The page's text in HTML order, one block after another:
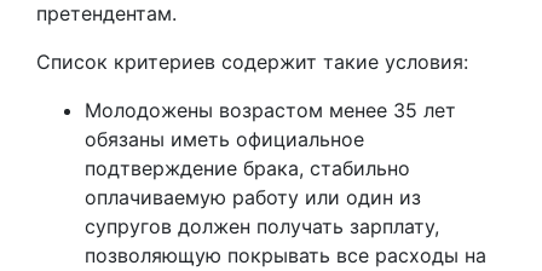
претендентам.
Список критериев содержит такие условия:
Молодожены возрастом менее 35 лет
обязаны иметь официальное
подтверждение брака, стабильно
оплачиваемую работу или один из
супругов должен получать зарплату,
позволяющую покрывать все расходы на